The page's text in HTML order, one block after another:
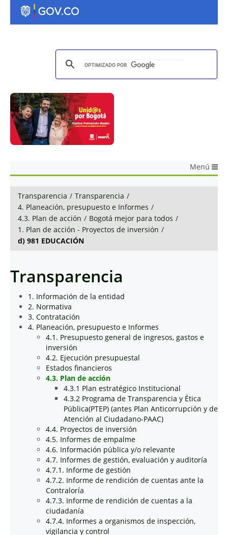
Menú
Transparencia / Transparencia /
4. Planeación, presupuesto e Informes /
4.3. Plan de acción / Bogotá mejor para todos /
1. Plan de acción - Proyectos de inversión /
d) 981 EDUCACIÓN
Transparencia
1. Información de la entidad
2. Normativa
3. Contratación
4. Planeación, presupuesto e Informes
4.1. Presupuesto general de ingresos, gastos e
inversión
4.2. Ejecución presupuestal
Estados financieros
4.3. Plan de acción
4.3.1 Plan estratégico Institucional
4.3.2 Programa de Transparencia y Ética
Pública(PTEP) (antes Plan Anticorrupción y de
Atención al Ciudadano-PAAC)
4.4. Proyectos de inversión
4.5. Informes de empalme
4.6. Información pública y/o relevante
4.7. Informes de gestión, evaluación y auditoría
4.7.1. Informe de gestión
4.7.2. Informe de rendición de cuentas ante la
Contraloría
4.7.3. Informe de rendición de cuentas a la
ciudadanía
4.7.4. Informes a organismos de inspección,
vigilancia y control